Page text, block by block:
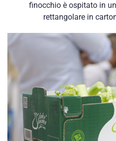
finocchio è ospitato in
rettangolare in